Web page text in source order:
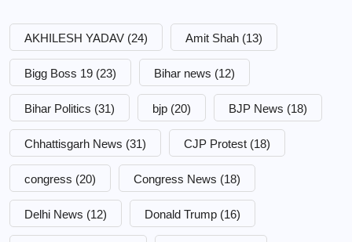
AKHILESH YADAV (24) Amit Shah (13)
Bigg Boss 19 (23) Bihar news (12)
Bihar Politics (31) bjp (20) BJP News (18)
Chhattisgarh News (31) CJP Protest (18)
congress (20) Congress News (18)
Delhi News (12) Donald Trump (16)